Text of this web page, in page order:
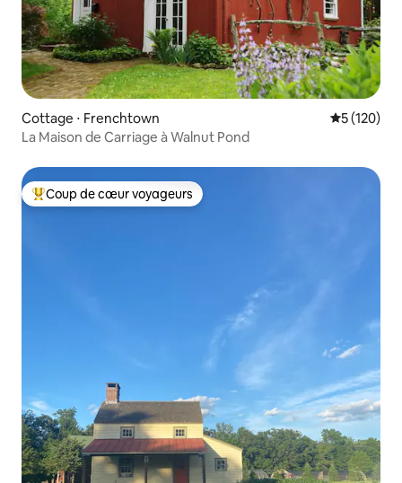
Cottage ⋅ Frenchtown Évaluation
5 (120)
La Maison de Carriage à Walnut Pond
Coups de cœur voyageurs les plus appréciés
Coup de cœur voyageurs